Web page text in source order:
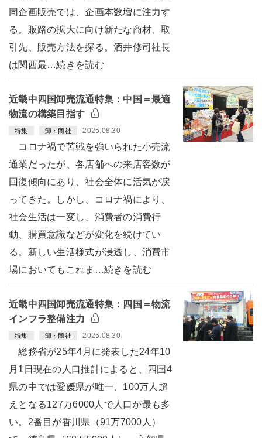
同企画販売では、企画本数増に注力す
る。販路の拡大に向け新たな商材、取
引先、販売方法を探る。酒井修司社長
は関西最…続きを読む
近畿中四国卸売流通特集：中国＝最適
物流の構築目指す
特集 卸・商社 2025.08.30
コロナ禍で苦戦を強いられた小売流
通業だったが、各店舗への来店客数が
回復傾向にあり、社会全体に活気が戻
ってきた。しかし、コロナ禍により、
社会生活は一変し、消費者の消費行
動、購買意識などが変化を続けてい
る。新しい生活様式が浸透し、消費市
場においてもこれま…続きを読む
近畿中四国卸売流通特集：四国＝物流
インフラ整備注力
特集 卸・商社 2025.08.30
総務省が25年4月に発表した24年10
月1日現在の人口推計によると、四国4
県の中では愛媛県が唯一、100万人超
えとなる127万6000人で人口が最も多
い。2番目が香川県（91万7000人）